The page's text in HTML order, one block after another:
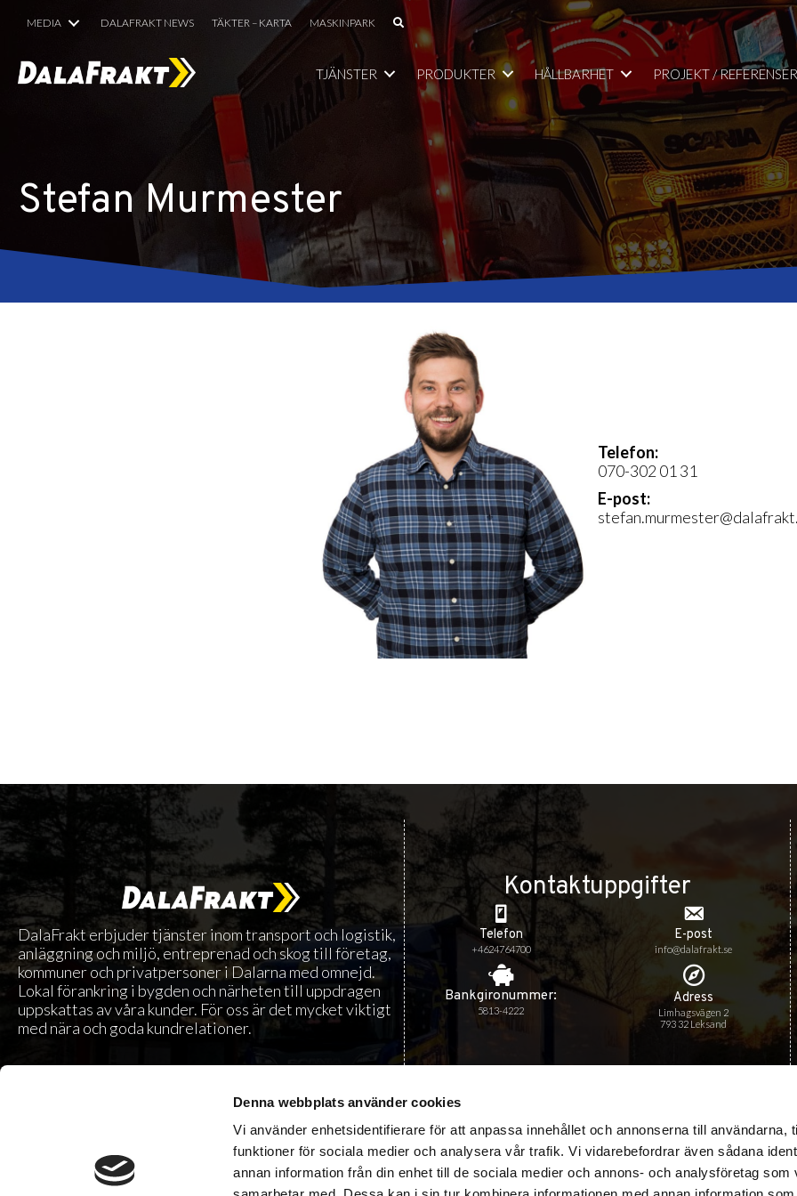
Denna webbplats använder cookies
Vi använder enhetsidentifierare för att anpassa innehållet och annonserna till användarna,
funktioner för sociala medier och analysera vår trafik. Vi vidarebefordrar även sådana
annan information från din enhet till de sociala medier och annons- och analysföretag som
MEDIA DALAFRAKT NEWS TÄKTER – KARTA MASKINPARK
TJÄNSTER PRODUKTER HÅLLBARHET PROJEKT / REFERENSER
Stefan Murmester
Telefon:
070-302 01 31
E-post:
DalaFrakt erbjuder tjänster inom transport och logistik,
anläggning och miljö, entreprenad och skog till företag,
kommuner och privatpersoner i Dalarna med omnejd.
Lokal förankring i bygden och närheten till uppdragen
uppskattas av våra kunder. För oss är det mycket viktigt
med nära och goda kundrelationer.
Kontaktuppgifter
Telefon
+4624764700
E-post
info@dalafrakt.se
Bankgiro­nummer:
5813-4222
Adress
Limhagsvägen 2
793 32 Leksand
Våra tjänster
Transporter
Viktiga länkar
Certifieringar
Verksamhetspolicy